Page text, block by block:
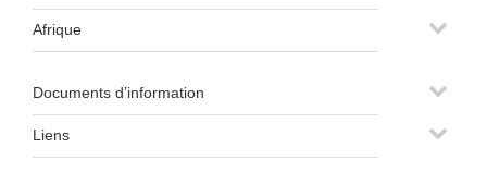
Afrique
Documents d’information
Liens